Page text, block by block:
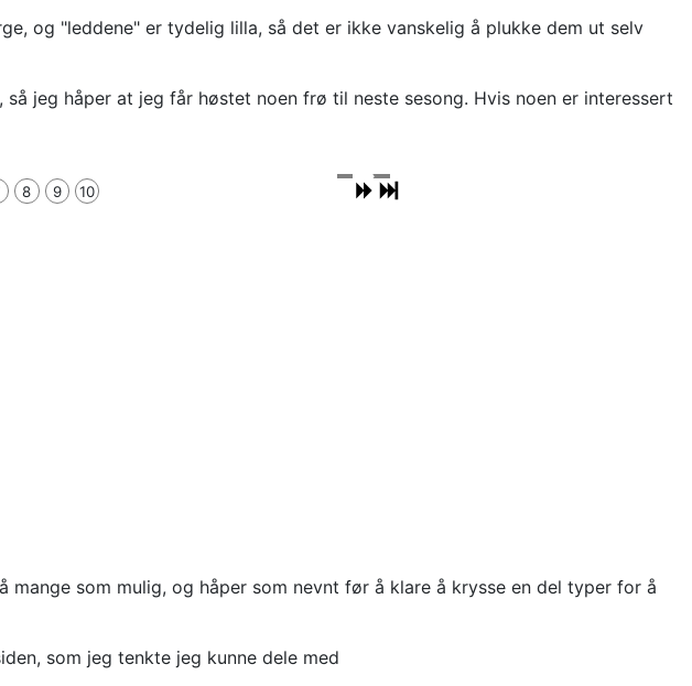
og "leddene" er tydelig lilla, så det er ikke vanskelig å plukke dem ut selv
jeg håper at jeg får høstet noen frø til neste sesong. Hvis noen er interessert
8 9 10
som mulig, og håper som nevnt før å klare å krysse en del typer for å
som jeg tenkte jeg kunne dele med